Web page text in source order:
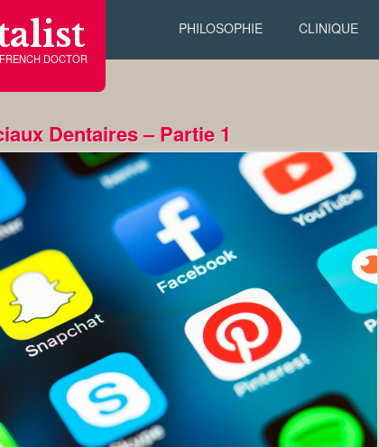
FRENCH DOCTOR
PHILOSOPHIE CLINIQUE
Dentaires – Partie 1